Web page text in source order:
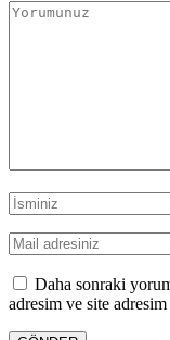
Daha sonraki
adresim ve site